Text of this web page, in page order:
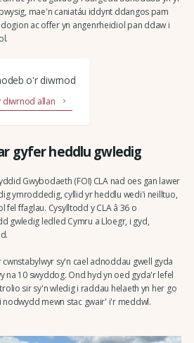
mae'n caniatáu iddynt ddangos pam
ac offer yn angenrheidiol pan ddaw i
o'r diwrnod
diwrnod allan
gyfer heddlu gwledig
Gwybodaeth (FOI) CLA nad oes gan lawer
ymroddedig, cyllid yr heddlu wedi'i neilltuo,
fel ffaglau. Cysylltodd y CLA â 36 o
gwledig ledled Cymru a Lloegr, i gyd,
cwnstabylwyr sy'n cael adnoddau gwell gyda
na 10 swyddog. Ond hyd yn oed gyda'r lefel
sir sy'n wledig i raddau helaeth yn her go
mewn stac gwair' i'r meddwl.